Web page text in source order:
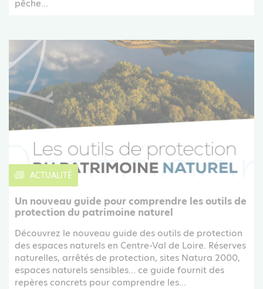
pêche...
ACTUALITÉ
Un nouveau guide pour comprendre les outils de
protection du patrimoine naturel
Découvrez le nouveau guide des outils de protection
des espaces naturels en Centre-Val de Loire. Réserves
naturelles, arrêtés de protection, sites Natura 2000,
espaces naturels sensibles… ce guide fournit des
repères concrets pour comprendre les...